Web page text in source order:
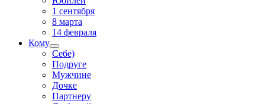
1 сентября
8 марта
14 февраля
Кому
Себе)
Подруге
Мужчине
Дочке
Партнеру